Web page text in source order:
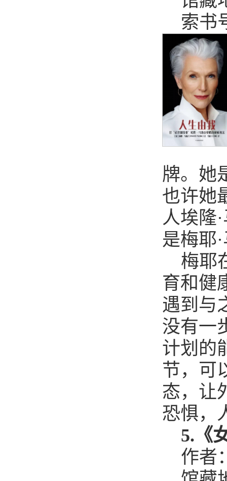
索书
牌。她
也许她
人埃隆
是梅耶
梅耶
育和健
遇到与
没有一
计划的
节，可
态，让
恐惧，
5.《
作者